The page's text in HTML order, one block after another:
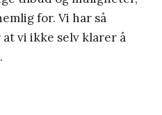
for. Vi har så
vi ikke selv klarer å